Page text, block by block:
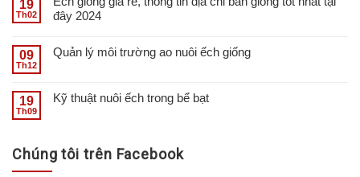
19
Th02
đây 2024
09
Th12
Quản lý môi trường ao nuôi ếch giống
19
Th09
Kỹ thuật nuôi ếch trong bể bạt
Chúng tôi trên Facebook